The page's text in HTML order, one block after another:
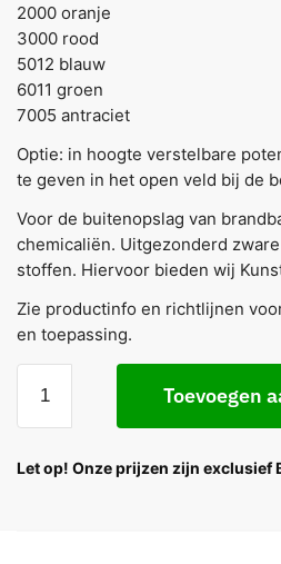
2000 oranje
3000 rood
5012 blauw
6011 groen
7005 antraciet
Optie: in hoogte verstelbare
te geven in het open veld bij de
Voor de buitenopslag van
chemicaliën. Uitgezonderd
stoffen. Hiervoor bieden wij
Zie productinfo en richtlijnen
en toepassing.
Toevoegen
Let op! Onze prijzen zijn exclusief